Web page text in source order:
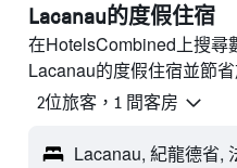
Lacanau的度假住宿
在HotelsCombined上搜尋
Lacanau的度假住宿並節省
2位旅客，1 間客房
Lacanau, 紀龍德省,